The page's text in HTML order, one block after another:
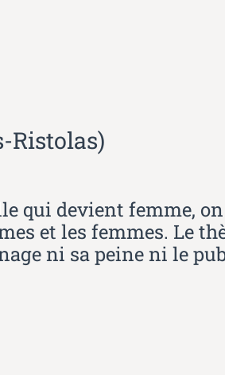
Ristolas)
qui devient femme,
et les femmes. Le
ni sa peine ni le